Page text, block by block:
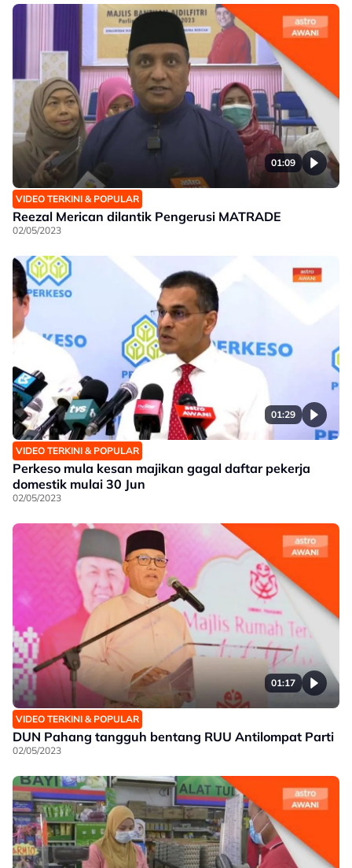
01:09
VIDEO TERKINI & POPULAR
Reezal Merican dilantik Pengerusi MATRADE
02/05/2023
01:29
VIDEO TERKINI & POPULAR
Perkeso mula kesan majikan gagal daftar pekerja
domestik mulai 30 Jun
02/05/2023
01:17
VIDEO TERKINI & POPULAR
DUN Pahang tangguh bentang RUU Antilompat Parti
02/05/2023